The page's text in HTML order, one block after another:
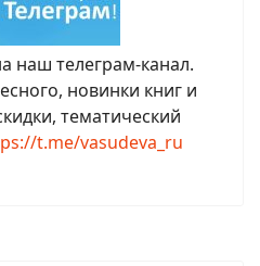
наш телеграм-канал.
новинки книг и
тематический
t.me/vasudeva_ru